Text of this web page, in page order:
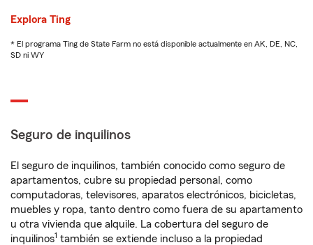
Explora Ting
* El programa Ting de State Farm no está disponible actualmente en AK, DE, NC,
SD ni WY
Seguro de inquilinos
El seguro de inquilinos, también conocido como seguro de
apartamentos, cubre su propiedad personal, como
computadoras, televisores, aparatos electrónicos, bicicletas,
muebles y ropa, tanto dentro como fuera de su apartamento
u otra vivienda que alquile. La cobertura del seguro de
inquilinos1 también se extiende incluso a la propiedad